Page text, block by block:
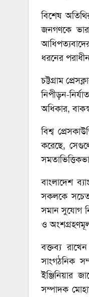
বিশেষ
জনগণকে
ধরনের
চট্টগ্রাম
নিপীড়ন-
অধিকার,
বিশ্ব
করেছে,
বাংলাদেশ
সকলকে
সমান সুযোগ
ও
বক্তব্য
সাংগঠনিক
ইঞ্জিনিয়ার
সম্পাদক